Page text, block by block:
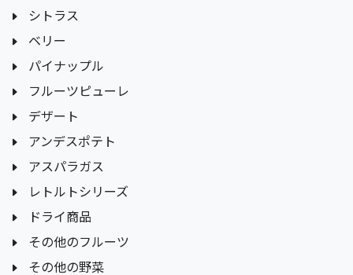
シトラス
ベリー
パイナップル
フルーツピューレ
デザート
アンデスポテト
アスパラガス
レトルトシリーズ
ドライ商品
その他のフルーツ
その他の野菜